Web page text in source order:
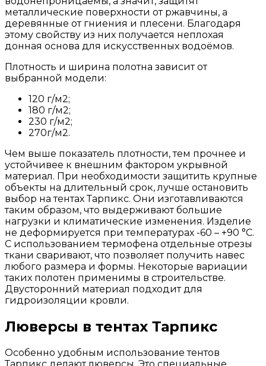
металлические поверхности от ржавчины, а
деревянные от гниения и плесени. Благодаря
этому свойству из них получается неплохая
донная основа для искусственных водоёмов.
Плотность и ширина полотна зависит от
выбранной модели:
120 г/м2;
180 г/м2;
230 г/м2;
270г/м2.
Чем выше показатель плотности, тем прочнее и
устойчивее к внешним фактором укрывной
материал. При необходимости защитить крупные
объекты на длительный срок, лучше остановить
выбор на тентах Тарпикс. Они изготавливаются
таким образом, что выдерживают большие
нагрузки и климатические изменения. Изделие
не деформируется при температурах -60 – +90 °С.
С использованием термофена отдельные отрезы
ткани сваривают, что позволяет получить навес
любого размера и формы. Некоторые вариации
таких полотен применимы в строительстве.
Двусторонний материал подходит для
гидроизоляции кровли.
Люверсы в тентах Тарпикс
Особенно удобным использование тентов
Тарпикс делают люверсы. Это специальные